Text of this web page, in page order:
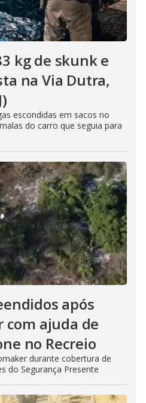
kg de skunk e
na Via Dutra,
escondidas em sacos no
do carro que seguia para
após
ajuda de
no Recreio
durante cobertura de
do Segurança Presente